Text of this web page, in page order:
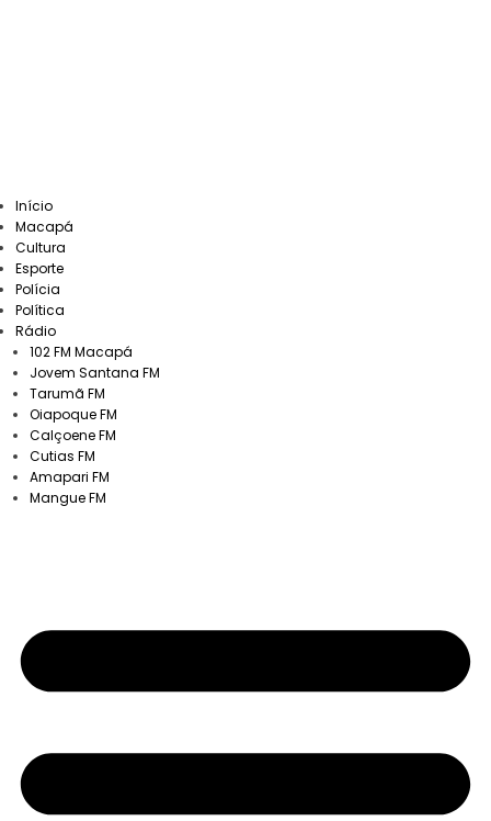
Início
Macapá
Cultura
Esporte
Polícia
Política
Rádio
102 FM Macapá
Jovem Santana FM
Tarumã FM
Oiapoque FM
Calçoene FM
Cutias FM
Amapari FM
Mangue FM